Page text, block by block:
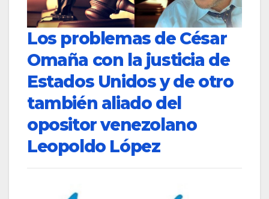
Los problemas de César
Omaña con la justicia de
Estados Unidos y de otro
también aliado del
opositor venezolano
Leopoldo López